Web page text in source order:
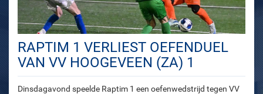
RAPTIM 1 VERLIEST OEFENDUEL
VAN VV HOOGEVEEN (ZA) 1
Dinsdagavond speelde Raptim 1 een oefenwedstrijd tegen VV